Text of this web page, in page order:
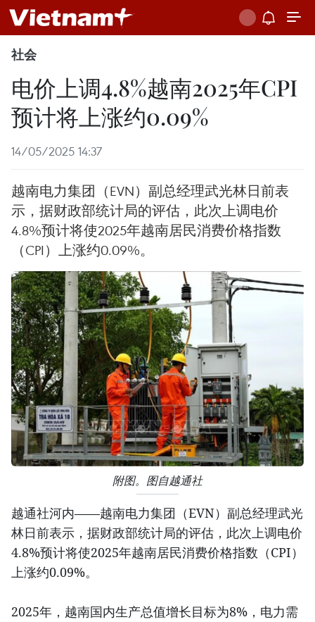
社会
电价上调4.8%越南2025年CPI
预计将上涨约0.09%
14/05/2025 14:37
越南电力集团（EVN）副总经理武光林日前表
示，据财政部统计局的评估，此次上调电价
4.8%预计将使2025年越南居民消费价格指数
（CPI）上涨约0.09%。
附图。图自越通社
越通社河内——越南电力集团（EVN）副总经理武光
林日前表示，据财政部统计局的评估，此次上调电价
4.8%预计将使2025年越南居民消费价格指数（CPI）
上涨约0.09%。
2025年，越南国内生产总值增长目标为8%，电力需